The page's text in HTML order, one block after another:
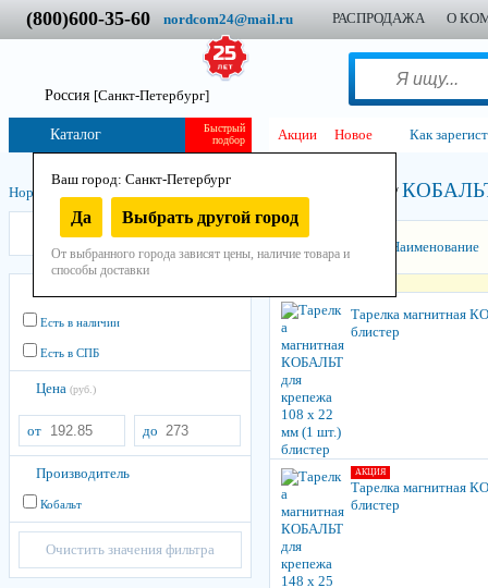
(800)600-35-60 nordcom24@mail.ru РАСПРОДАЖА О
Россия [Санкт-Петербург]
Ваш город: Санкт-Петербург
Да Выбрать другой город
От выбранного города зависят цены, наличие товара и
способы доставки
Быстрый
подбор
Каталог Акции Новое Как
Нордком Инструмент Ручной / Прочий /
КОБАЛЬТ
Есть в наличии
Есть в СПБ
Цена (руб.)
от до
Производитель
Кобальт
Очистить значения фильтра
Наименование
Тарелка магнитная
блистер
АКЦИЯ
Тарелка магнитная
блистер